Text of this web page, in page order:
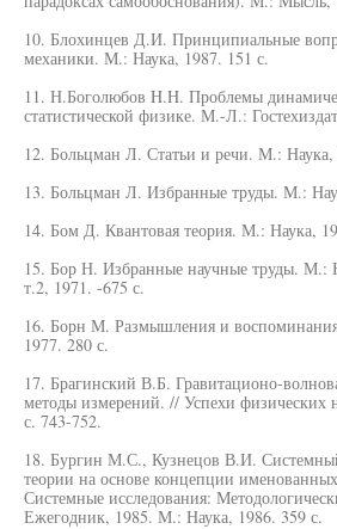
10. Блохинцев Д.И. Принципиальные
механики. М.: Наука, 1987. 151 с.
11. Н.Боголюбов H.H. Проблемы
статистической физике. М.-Л.:
12. Больцман Л. Статьи и речи. М.: Наука,
13. Больцман Л. Избранные труды. М.:
14. Бом Д. Квантовая теория. М.: Наука,
15. Бор Н. Избранные научные труды. М.:
т.2, 1971. -675 с.
16. Борн М. Размышления и
1977. 280 с.
17. Брагинский В.Б. Гравитационо-
методы измерений. // Успехи физических
с. 743-752.
18. Бургин М.С., Кузнецов В.И.
теории на основе концепции
Системные исследования:
Ежегодник, 1985. М.: Наука, 1986. 359 с.